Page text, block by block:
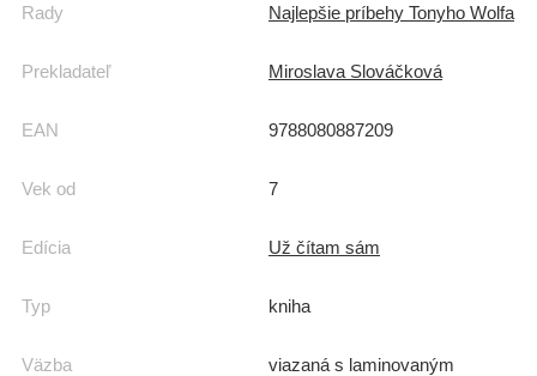
Rady Najlepšie príbehy Tonyho Wolfa
Prekladateľ Miroslava Slováčková
EAN 9788080887209
Vek od 7
Edícia Už čítam sám
Typ kniha
Väzba
viazaná s laminovaným